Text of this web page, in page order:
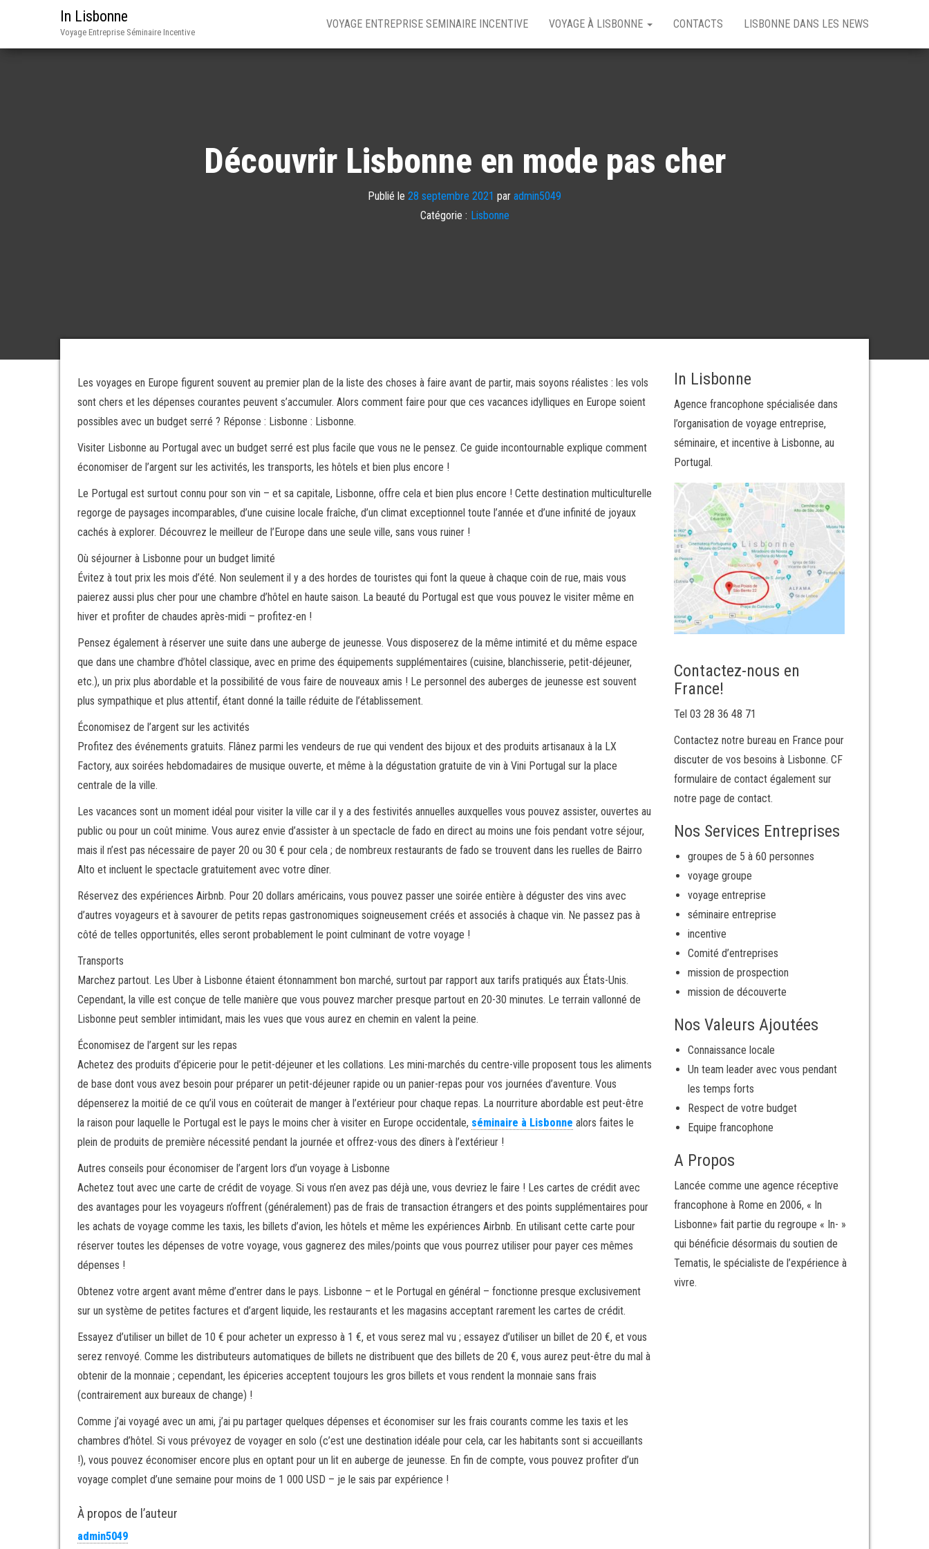
In Lisbonne
Voyage Entreprise Séminaire Incentive
VOYAGE ENTREPRISE SEMINAIRE INCENTIVE VOYAGE À LISBONNE CONTACTS LISBONNE DANS LES NEWS
Découvrir Lisbonne en mode pas cher
Publié le 28 septembre 2021 par admin5049
Catégorie : Lisbonne
Les voyages en Europe figurent souvent au premier plan de la liste des choses à faire avant de partir, mais soyons réalistes : les vols
sont chers et les dépenses courantes peuvent s’accumuler. Alors comment faire pour que ces vacances idylliques en Europe soient
possibles avec un budget serré ? Réponse : Lisbonne : Lisbonne.
Visiter Lisbonne au Portugal avec un budget serré est plus facile que vous ne le pensez. Ce guide incontournable explique comment
économiser de l’argent sur les activités, les transports, les hôtels et bien plus encore !
Le Portugal est surtout connu pour son vin – et sa capitale, Lisbonne, offre cela et bien plus encore ! Cette destination multiculturelle
regorge de paysages incomparables, d’une cuisine locale fraîche, d’un climat exceptionnel toute l’année et d’une infinité de joyaux
cachés à explorer. Découvrez le meilleur de l’Europe dans une seule ville, sans vous ruiner !
Où séjourner à Lisbonne pour un budget limité
Évitez à tout prix les mois d’été. Non seulement il y a des hordes de touristes qui font la queue à chaque coin de rue, mais vous
paierez aussi plus cher pour une chambre d’hôtel en haute saison. La beauté du Portugal est que vous pouvez le visiter même en
hiver et profiter de chaudes après-midi – profitez-en !
Pensez également à réserver une suite dans une auberge de jeunesse. Vous disposerez de la même intimité et du même espace
que dans une chambre d’hôtel classique, avec en prime des équipements supplémentaires (cuisine, blanchisserie, petit-déjeuner,
etc.), un prix plus abordable et la possibilité de vous faire de nouveaux amis ! Le personnel des auberges de jeunesse est souvent
plus sympathique et plus attentif, étant donné la taille réduite de l’établissement.
Économisez de l’argent sur les activités
Profitez des événements gratuits. Flânez parmi les vendeurs de rue qui vendent des bijoux et des produits artisanaux à la LX
Factory, aux soirées hebdomadaires de musique ouverte, et même à la dégustation gratuite de vin à Vini Portugal sur la place
centrale de la ville.
Les vacances sont un moment idéal pour visiter la ville car il y a des festivités annuelles auxquelles vous pouvez assister, ouvertes au
public ou pour un coût minime. Vous aurez envie d’assister à un spectacle de fado en direct au moins une fois pendant votre séjour,
mais il n’est pas nécessaire de payer 20 ou 30 € pour cela ; de nombreux restaurants de fado se trouvent dans les ruelles de Bairro
Alto et incluent le spectacle gratuitement avec votre dîner.
Réservez des expériences Airbnb. Pour 20 dollars américains, vous pouvez passer une soirée entière à déguster des vins avec
d’autres voyageurs et à savourer de petits repas gastronomiques soigneusement créés et associés à chaque vin. Ne passez pas à
côté de telles opportunités, elles seront probablement le point culminant de votre voyage !
Transports
Marchez partout. Les Uber à Lisbonne étaient étonnamment bon marché, surtout par rapport aux tarifs pratiqués aux États-Unis.
Cependant, la ville est conçue de telle manière que vous pouvez marcher presque partout en 20-30 minutes. Le terrain vallonné de
Lisbonne peut sembler intimidant, mais les vues que vous aurez en chemin en valent la peine.
Économisez de l’argent sur les repas
Achetez des produits d’épicerie pour le petit-déjeuner et les collations. Les mini-marchés du centre-ville proposent tous les aliments
de base dont vous avez besoin pour préparer un petit-déjeuner rapide ou un panier-repas pour vos journées d’aventure. Vous
dépenserez la moitié de ce qu’il vous en coûterait de manger à l’extérieur pour chaque repas. La nourriture abordable est peut-être
la raison pour laquelle le Portugal est le pays le moins cher à visiter en Europe occidentale, séminaire à Lisbonne alors faites le
plein de produits de première nécessité pendant la journée et offrez-vous des dîners à l’extérieur !
Autres conseils pour économiser de l’argent lors d’un voyage à Lisbonne
Achetez tout avec une carte de crédit de voyage. Si vous n’en avez pas déjà une, vous devriez le faire ! Les cartes de crédit avec
des avantages pour les voyageurs n’offrent (généralement) pas de frais de transaction étrangers et des points supplémentaires pour
les achats de voyage comme les taxis, les billets d’avion, les hôtels et même les expériences Airbnb. En utilisant cette carte pour
réserver toutes les dépenses de votre voyage, vous gagnerez des miles/points que vous pourrez utiliser pour payer ces mêmes
dépenses !
Obtenez votre argent avant même d’entrer dans le pays. Lisbonne – et le Portugal en général – fonctionne presque exclusivement
sur un système de petites factures et d’argent liquide, les restaurants et les magasins acceptant rarement les cartes de crédit.
Essayez d’utiliser un billet de 10 € pour acheter un expresso à 1 €, et vous serez mal vu ; essayez d’utiliser un billet de 20 €, et vous
serez renvoyé. Comme les distributeurs automatiques de billets ne distribuent que des billets de 20 €, vous aurez peut-être du mal à
obtenir de la monnaie ; cependant, les épiceries acceptent toujours les gros billets et vous rendent la monnaie sans frais
(contrairement aux bureaux de change) !
Comme j’ai voyagé avec un ami, j’ai pu partager quelques dépenses et économiser sur les frais courants comme les taxis et les
chambres d’hôtel. Si vous prévoyez de voyager en solo (c’est une destination idéale pour cela, car les habitants sont si accueillants
!), vous pouvez économiser encore plus en optant pour un lit en auberge de jeunesse. En fin de compte, vous pouvez profiter d’un
voyage complet d’une semaine pour moins de 1 000 USD – je le sais par expérience !
À propos de l’auteur
admin5049
In Lisbonne
Agence francophone spécialisée dans
l’organisation de voyage entreprise,
séminaire, et incentive à Lisbonne, au
Portugal.
Contactez-nous en
France!
Tel 03 28 36 48 71
Contactez notre bureau en France pour
discuter de vos besoins à Lisbonne. CF
formulaire de contact également sur
notre page de contact.
Nos Services Entreprises
groupes de 5 à 60 personnes
voyage groupe
voyage entreprise
séminaire entreprise
incentive
Comité d’entreprises
mission de prospection
mission de découverte
Nos Valeurs Ajoutées
Connaissance locale
Un team leader avec vous pendant
les temps forts
Respect de votre budget
Equipe francophone
A Propos
Lancée comme une agence réceptive
francophone à Rome en 2006, « In
Lisbonne» fait partie du regroupe « In- »
qui bénéficie désormais du soutien de
Tematis, le spécialiste de l’expérience à
vivre.